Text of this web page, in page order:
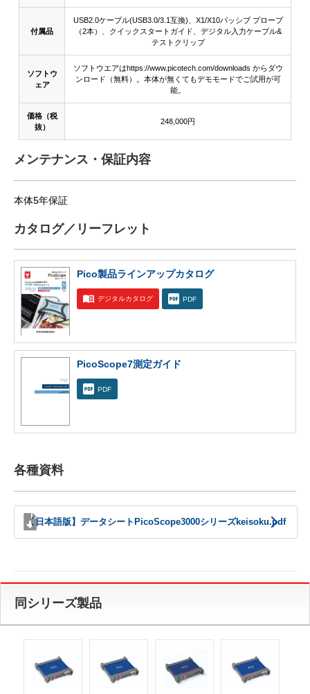
付属品
USB2.0ケーブル(USB3.0/3.1互換)、X1/X10パッシブ プローブ
（2本）、クイックスタートガイド、デジタル入力ケーブル&
テストクリップ
ソフトウ
ェア
ソフトウエアはhttps://www.picotech.com/downloads からダウ
ンロード（無料）。本体が無くてもデモモードでご試用が可
能。
価格（税
抜）
248,000円
メンテナンス・保証内容
本体5年保証
カタログ／リーフレット
Pico製品ラインアップカタログ
デジタルカタログ PDF
PicoScope7測定ガイド
PDF
各種資料
【日本語版】データシートPicoScope3000シリーズkeisoku.pdf
同シリーズ製品